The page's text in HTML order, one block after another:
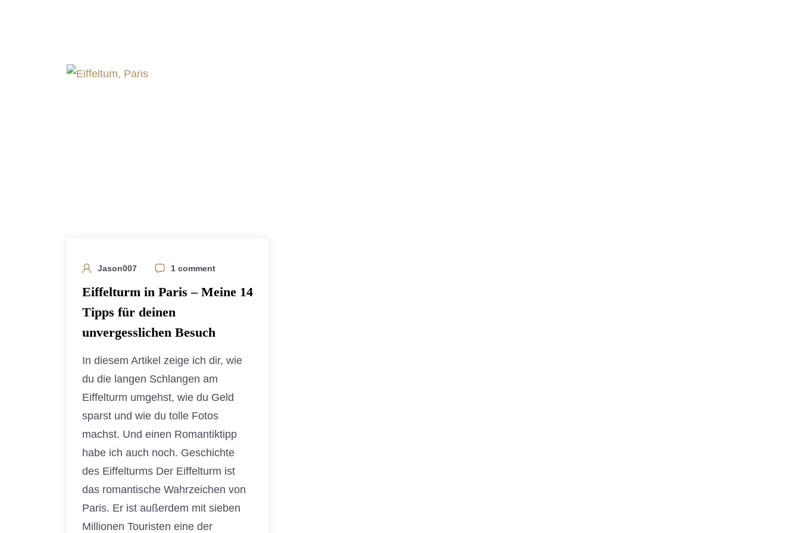
Jason007 1 comment
Eiffelturm in Paris – Meine 14
Tipps für deinen
unvergesslichen Besuch
In diesem Artikel zeige ich dir, wie
du die langen Schlangen am
Eiffelturm umgehst, wie du Geld
sparst und wie du tolle Fotos
machst. Und einen Romantiktipp
habe ich auch noch. Geschichte
des Eiffelturms Der Eiffelturm ist
das romantische Wahrzeichen von
Paris. Er ist außerdem mit sieben
Millionen Touristen eine der